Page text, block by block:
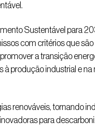
Sustentável para
com critérios que
a transição
produção industrial e
renováveis, tornando
para